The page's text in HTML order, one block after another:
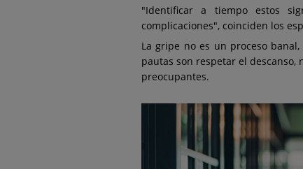
"Identificar a tiempo estos
complicaciones", coinciden los
La gripe no es un proceso
pautas son respetar el
preocupantes.